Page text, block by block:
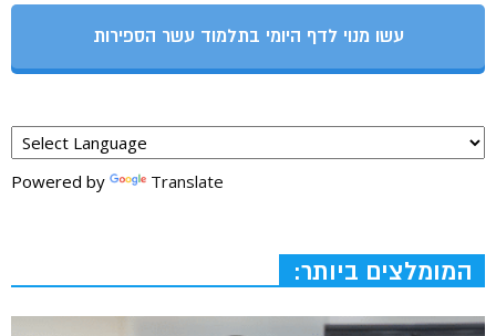
עשו מנוי לדף היומי בתלמוד עשר הספירות
Powered by Translate
המומלצים ביותר: